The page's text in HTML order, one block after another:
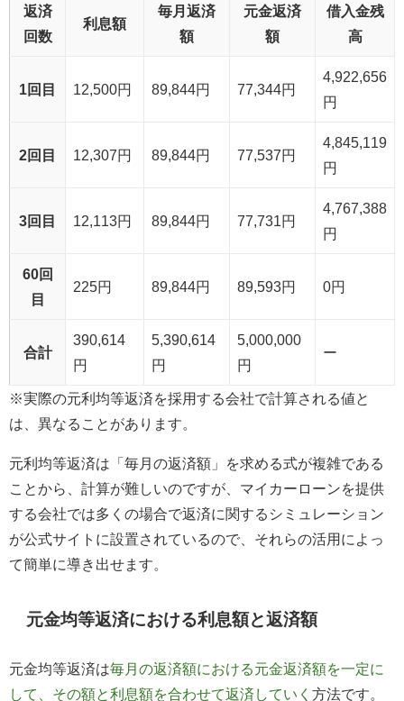
返済
回数
利息額
毎月返済
額
元金返済
額
借入金残
高
1回目 12,500円 89,844円 77,344円
4,922,656
円
2回目 12,307円 89,844円 77,537円
4,845,119
円
3回目 12,113円 89,844円 77,731円
4,767,388
円
60回
目
225円 89,844円 89,593円 0円
合計
390,614
円
5,390,614
円
5,000,000
円
ー
※実際の元利均等返済を採用する会社で計算される値と
は、異なることがあります。
元利均等返済は「毎月の返済額」を求める式が複雑である
ことから、計算が難しいのですが、マイカーローンを提供
する会社では多くの場合で返済に関するシミュレーション
が公式サイトに設置されているので、それらの活用によっ
て簡単に導き出せます。
元金均等返済における利息額と返済額
元金均等返済は毎月の返済額における元金返済額を一定に
して、その額と利息額を合わせて返済していく 方法です。